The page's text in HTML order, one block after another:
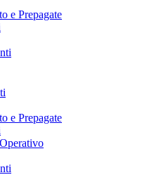
e Prepagate
e Prepagate